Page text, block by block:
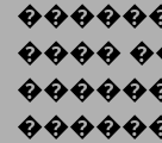
����